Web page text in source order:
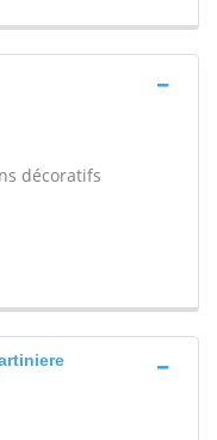
décoratifs